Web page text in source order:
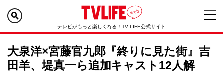
テレビがもっと楽しくなる！TV LIFE公式サイト
大泉洋×宮藤官九郎『終りに見た街』吉
田羊、堤真一ら追加キャスト12人解